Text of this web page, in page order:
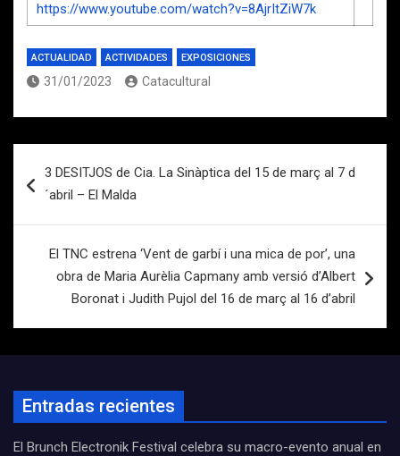
https://www.youtube.com/watch?v=8AjrItZiW7k
ACTUALIDAD ACTIVIDADES EXPOSICIONES
31/01/2023 Catacultural
de
3 DESITJOS de Cia. La Sinàptica del 15 de març al 7 d
´abril – El Malda
El TNC estrena ‘Vent de garbí i una mica de por’, una
obra de Maria Aurèlia Capmany amb versió d’Albert
Boronat i Judith Pujol del 16 de març al 16 d’abril
Entradas recientes
El Brunch Electronik Festival celebra su macro-evento anual en